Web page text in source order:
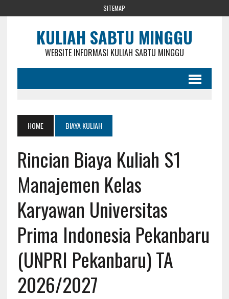
SITEMAP
KULIAH SABTU MINGGU
WEBSITE INFORMASI KULIAH SABTU MINGGU
HOME BIAYA KULIAH
Rincian Biaya Kuliah S1
Manajemen Kelas
Karyawan Universitas
Prima Indonesia Pekanbaru
(UNPRI Pekanbaru) TA
2026/2027